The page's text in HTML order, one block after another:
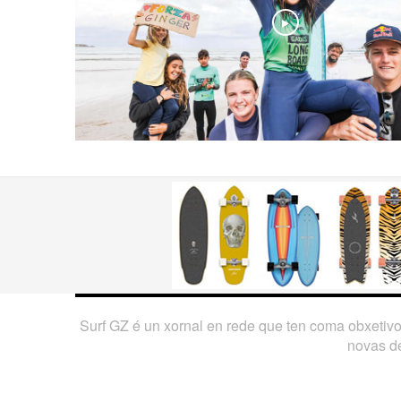
Play
Surf GZ é un xornal en rede que ten coma
novas